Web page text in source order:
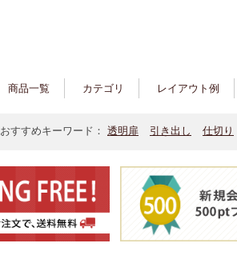
商品一覧 カテゴリ レイアウト例
おすすめキーワード： 透明扉 引き出し 仕切り